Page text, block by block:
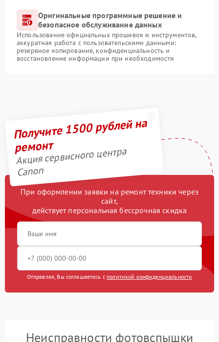
Оригинальные программные решение и
безопасное обслуживание данных
Использование официальных прошивок и инструментов,
аккуратная работа с пользовательскими данными:
резервное копирование, конфиденциальность и
восстановление информации при необходимости
Получите 1500 рублей на
ремонт
Акция сервисного центра
Canon
При оформлении заявки на ремонт техники через
сайт,
действует персональная бессрочная скидка
Отправляя, Вы соглашаетесь с политикой конфиденциальности
Неисправности фотовспышки